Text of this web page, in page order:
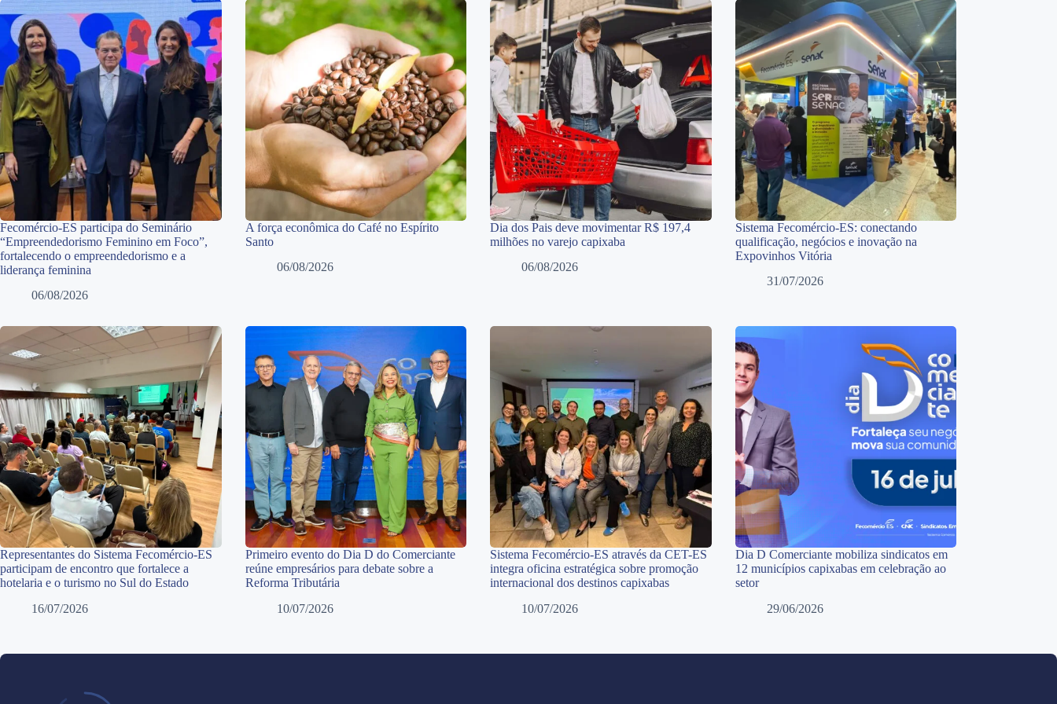
Fecomércio-ES participa do Seminário
“Empreendedorismo Feminino em Foco”,
fortalecendo o empreendedorismo e a
liderança feminina
06/08/2026
A força econômica do Café no Espírito
Santo
06/08/2026
Dia dos Pais deve movimentar R$ 197,4
milhões no varejo capixaba
06/08/2026
Sistema Fecomércio-ES: conectando
qualificação, negócios e inovação na
Expovinhos Vitória
31/07/2026
Representantes do Sistema Fecomércio-ES
participam de encontro que fortalece a
hotelaria e o turismo no Sul do Estado
16/07/2026
Primeiro evento do Dia D do Comerciante
reúne empresários para debate sobre a
Reforma Tributária
10/07/2026
Sistema Fecomércio-ES através da CET-ES
integra oficina estratégica sobre promoção
internacional dos destinos capixabas
10/07/2026
Dia D Comerciante mobiliza sindicatos em
12 municípios capixabas em celebração ao
setor
29/06/2026